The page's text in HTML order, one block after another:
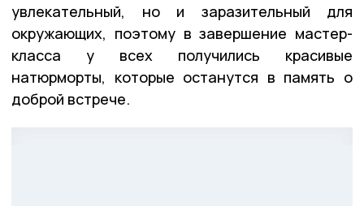
увлекательный, но и заразительный для
окружающих, поэтому в завершение мастер-
класса у всех получились красивые
натюрморты, которые останутся в память о
доброй встрече.